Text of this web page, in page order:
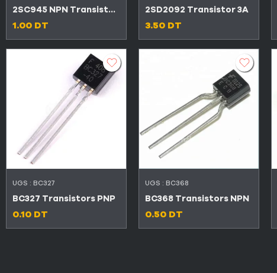
2SC945 NPN Transistor en silicone
1.00 DT
2SD2092 Transistor 3A
3.50 DT
UGS : BC327
BC327 Transistors PNP
0.10 DT
UGS : BC368
BC368 Transistors NPN
0.50 DT